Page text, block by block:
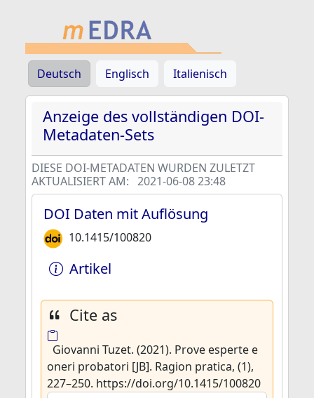
Deutsch Englisch Italienisch
Anzeige des vollständigen DOI-
Metadaten-Sets
DIESE DOI-METADATEN WURDEN ZULETZT
AKTUALISIERT AM: 2021-06-08 23:48
DOI Daten mit Auflösung
10.1415/100820
Artikel
Cite as
Giovanni Tuzet. (2021). Prove esperte e
oneri probatori [JB]. Ragion pratica, (1),
227–250. https://doi.org/10.1415/100820